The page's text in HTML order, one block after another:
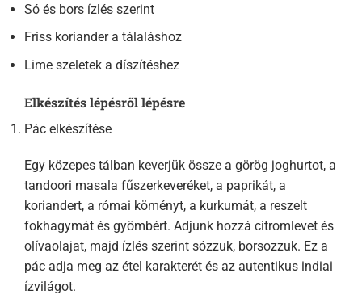
Só és bors ízlés szerint
Friss koriander a tálaláshoz
Lime szeletek a díszítéshez
Elkészítés lépésről lépésre
Pác elkészítése
Egy közepes tálban keverjük össze a görög joghurtot, a
tandoori masala fűszerkeveréket, a paprikát, a
koriandert, a római köményt, a kurkumát, a reszelt
fokhagymát és gyömbért. Adjunk hozzá citromlevet és
olívaolajat, majd ízlés szerint sózzuk, borsozzuk. Ez a
pác adja meg az étel karakterét és az autentikus indiai
ízvilágot.